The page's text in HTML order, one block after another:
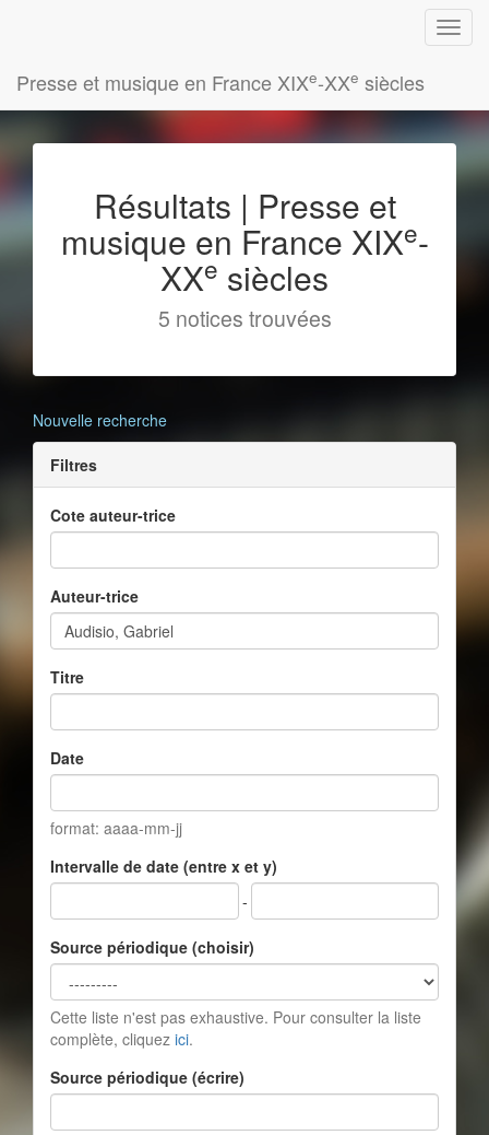
Presse et musique en France XIXe-XXe siècles
Résultats | Presse et
musique en France XIXe-
XXe siècles
5 notices trouvées
Nouvelle recherche
Filtres
Cote auteur-trice
Auteur-trice
Titre
Date
format: aaaa-mm-jj
Intervalle de date (entre x et y)
-
Source périodique (choisir)
Cette liste n'est pas exhaustive. Pour consulter la liste
complète, cliquez ici.
Source périodique (écrire)